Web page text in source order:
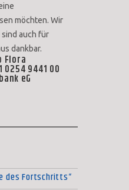
möchten. Wir
auch für
dankbar.
Flora
0254 9441 00
eG
des Fortschritts“